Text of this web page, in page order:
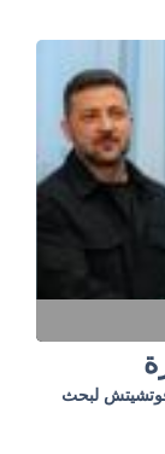
فوتشيتش لبحث